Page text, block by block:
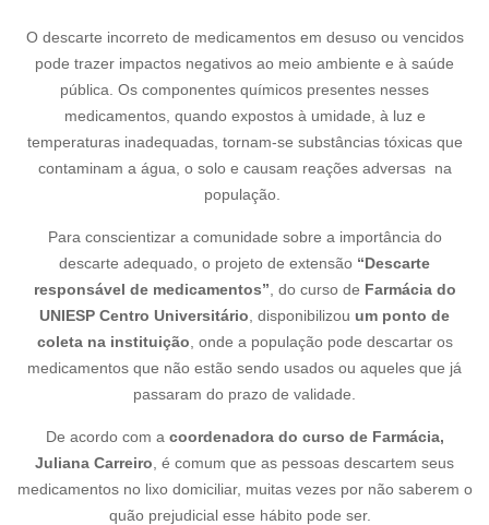
O descarte incorreto de medicamentos em desuso ou vencidos
pode trazer impactos negativos ao meio ambiente e à saúde
pública. Os componentes químicos presentes nesses
medicamentos, quando expostos à umidade, à luz e
temperaturas inadequadas, tornam-se substâncias tóxicas que
contaminam a água, o solo e causam reações adversas na
população.
Para conscientizar a comunidade sobre a importância do
descarte adequado, o projeto de extensão “Descarte
responsável de medicamentos” , do curso de Farmácia do
UNIESP Centro Universitário , disponibilizou um ponto de
coleta na instituição , onde a população pode descartar os
medicamentos que não estão sendo usados ou aqueles que já
passaram do prazo de validade.
De acordo com a coordenadora do curso de Farmácia,
Juliana Carreiro , é comum que as pessoas descartem seus
medicamentos no lixo domiciliar, muitas vezes por não saberem o
quão prejudicial esse hábito pode ser.